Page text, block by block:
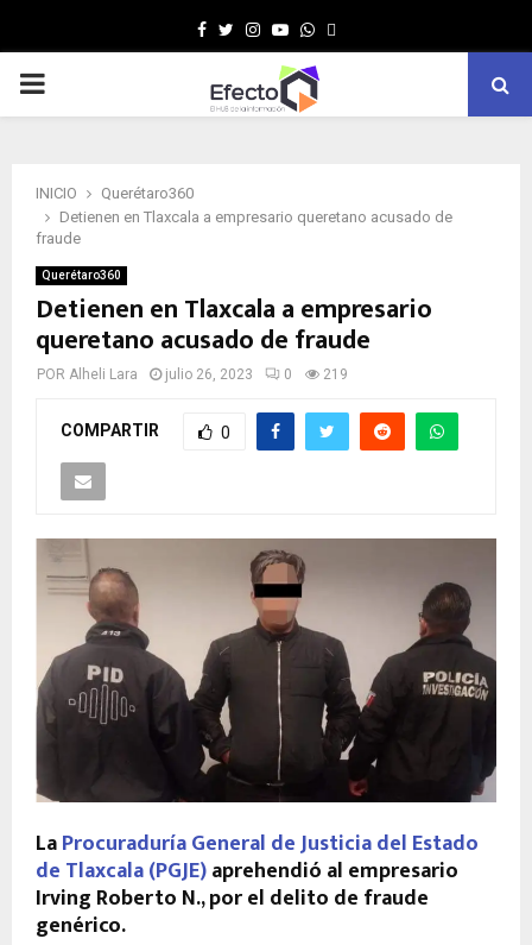
Facebook
TwitterInstagram
YoutubeWhatsapp
MENÚ
INICIO
Querétaro360
Detienen en Tlaxcala a empresario queretano acusado de
fraude
Querétaro360
Detienen en Tlaxcala a empresario
queretano acusado de fraude
POR Alheli Lara julio 26, 2023 0 219
COMPARTIR 0
LaProcuraduría General de Justicia del Estado
de Tlaxcala (PGJE)aprehendió al empresario
Irving Roberto N., por el delito de fraude
genérico.